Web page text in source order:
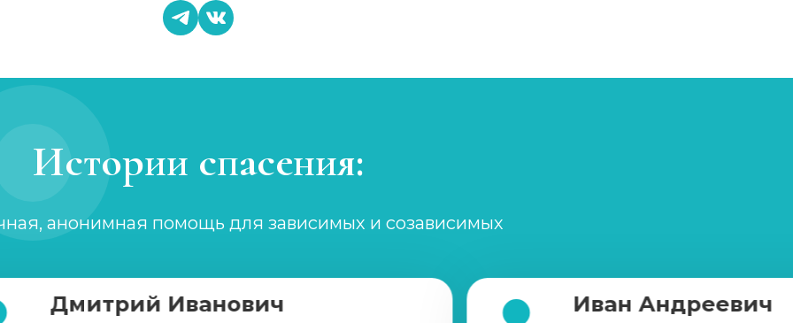
игр от 1 500 ₽/сеанс Записаться
Истории спасения:
анонимная помощь для зависимых и созависимых
Дмитрий Иванович Иван Андреевич